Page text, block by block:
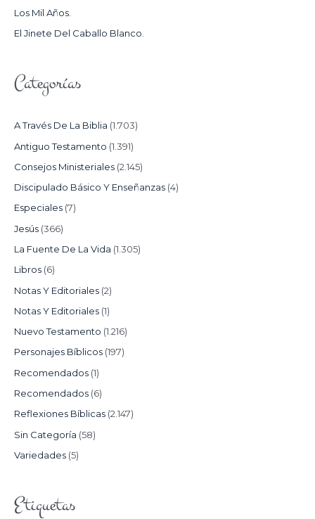
:Los Mil Años.
El Jinete Del Caballo Blanco.
Categorías
A Través De La Biblia (1.703)
Antiguo Testamento (1.391)
Consejos Ministeriales (2.145)
Discipulado Básico Y Enseñanzas (4)
Especiales (7)
Jesús (366)
La Fuente De La Vida (1.305)
Libros (6)
Notas Y Editoriales (2)
Notas Y Editoriales (1)
Nuevo Testamento (1.216)
Personajes Bíblicos (197)
Recomendados (1)
Recomendados (6)
Reflexiones Bíblicas (2.147)
Sin Categoría (58)
Variedades (5)
Etiquetas